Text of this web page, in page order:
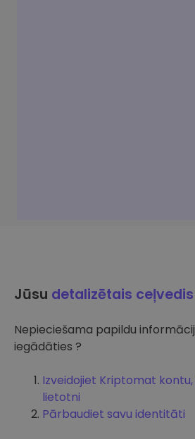
Jūsu detalizētais ceļvedis
Nepieciešama papildu
iegādāties ?
Izveidojiet Kriptomat
lietotni
Pārbaudiet savu identitāti